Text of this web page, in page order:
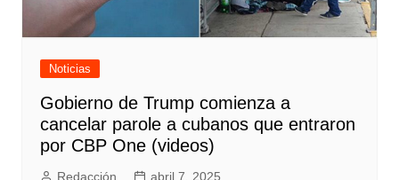
Noticias
Gobierno de Trump comienza a
cancelar parole a cubanos que entraron
por CBP One (videos)
Redacción abril 7, 2025